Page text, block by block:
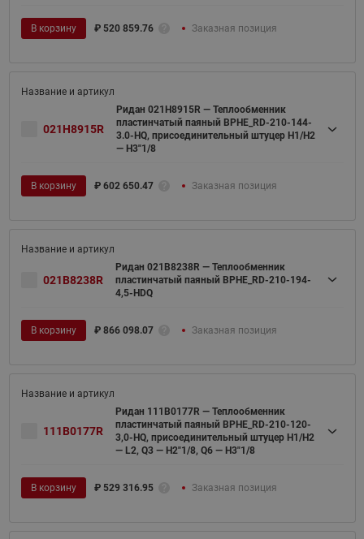
В корзину ₽ 520 859.76 Заказная позиция
021H8915R
Ридан 021H8915R — Теплообменник
пластинчатый паяный BPHE_RD-210-144-
3.0-HQ, присоединительный штуцер H1/H2
— H3''1/8
В корзину ₽ 602 650.47 Заказная позиция
021B8238R
Ридан 021B8238R — Теплообменник
пластинчатый паяный BPHE_RD-210-194-
4,5-HDQ
В корзину ₽ 866 098.07 Заказная позиция
111B0177R
Ридан 111B0177R — Теплообменник
пластинчатый паяный BPHE_RD-210-120-
3,0-HQ, присоединительный штуцер H1/H2
— L2, Q3 — H2"1/8, Q6 — H3"1/8
В корзину ₽ 529 316.95 Заказная позиция